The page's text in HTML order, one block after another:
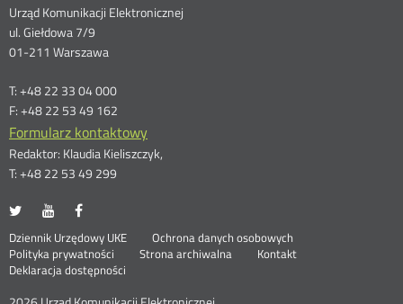
Dane
kontaktowe
Urząd Komunikacji Elektronicznej
ul. Giełdowa 7/9
01-211 Warszawa
T: +48 22 33 04 000
F: +48 22 53 49 162
Formularz kontaktowy
Redaktor: Klaudia Kieliszczyk,
T: +48 22 53 49 299
UKE
portalu
Twitter
Otwórz
nowym
oknie
UKE
portalu
Youtube
Otwórz
nowym
oknie
portalu
Facebook
nowym
oknie
Stopka
menu
Dziennik Urzędowy UKE Otwórz
Ochrona danych osobowych
Polityka prywatności
Otwórz
w
Strona archiwalna
Kontakt
Deklaracja dostępności